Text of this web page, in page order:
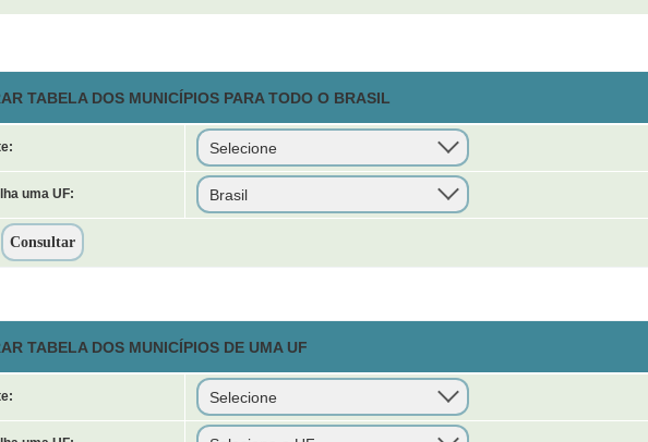
TABELA DOS MUNICÍPIOS PARA TODO O BRASIL
uma UF:
TABELA DOS MUNICÍPIOS DE UMA UF